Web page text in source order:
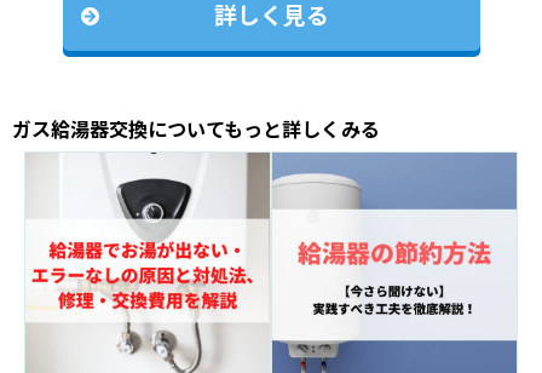
詳しく見る
ガス給湯器交換についてもっと詳しくみる